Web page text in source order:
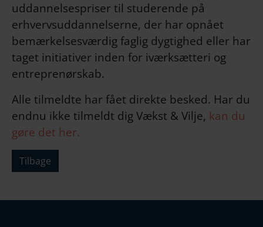
uddannelsespriser til studerende på
erhvervsuddannelserne, der har opnået
bemærkelsesværdig faglig dygtighed eller har
taget initiativer inden for iværksætteri og
entreprenørskab.
Alle tilmeldte har fået direkte besked. Har du
endnu ikke tilmeldt dig Vækst & Vilje, kan du
gøre det her.
Tilbage